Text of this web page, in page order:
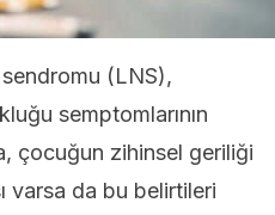
(LNS),
semptomlarının
çocuğun zihinsel geriliği
varsa da bu belirtileri